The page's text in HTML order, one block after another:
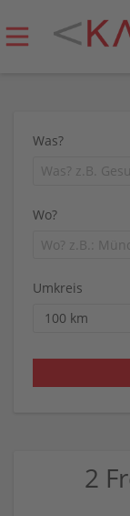
Was?
Wo?
Umkreis
2